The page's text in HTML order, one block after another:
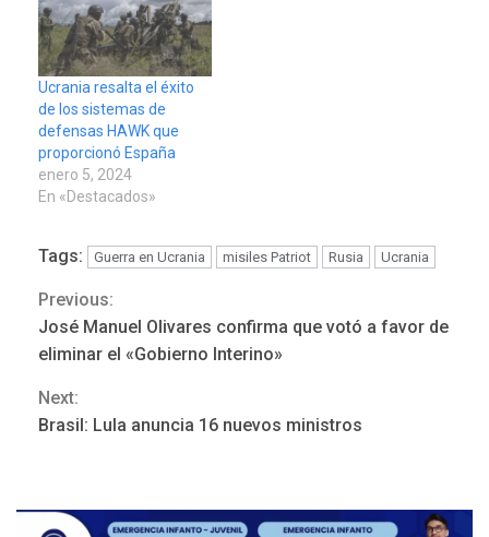
Ucrania resalta el éxito
de los sistemas de
defensas HAWK que
proporcionó España
enero 5, 2024
En «Destacados»
Tags: Guerra en Ucrania misiles Patriot Rusia Ucrania
Continue
Reading
Previous:
José Manuel Olivares confirma que votó a favor de
eliminar el «Gobierno Interino»
Next:
Brasil: Lula anuncia 16 nuevos ministros
Mariño fortalece capacidad
gestión